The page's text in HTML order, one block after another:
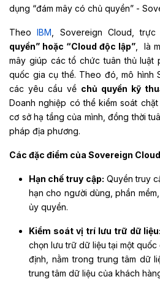
dụng “đám mây có chủ quyền” -
TheoIBM , Sovereign Cloud ,trực
quyền” hoặc “Cloud độc lập”
là
mây giúp các tổ chức tuân thủ
quốc gia cụ thể. Theo đo ́,mô hình
các yêu cầu về chủ quyền kỹ
Doanh nghiệp có thể kiểm soát
cơ sở hạ tầng của mình, đồng thời
pháp địa phương.
Các đặc điểm của Sovereign Cloud
Hạn chế truy cập: Quyền truy
hạn cho người dùng, phần
ủy quyền.
Kiểm soát vị trí lưu trữ dữ liệu:
chọn lưu trữ dữ liệu tại một
định, nằm trong trung tâm dữ
trung tâm dữ liệu của khách